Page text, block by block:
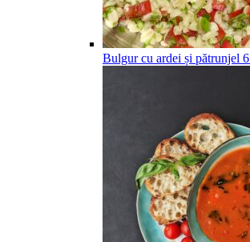
Bulgur cu ardei și pătrunjel 6